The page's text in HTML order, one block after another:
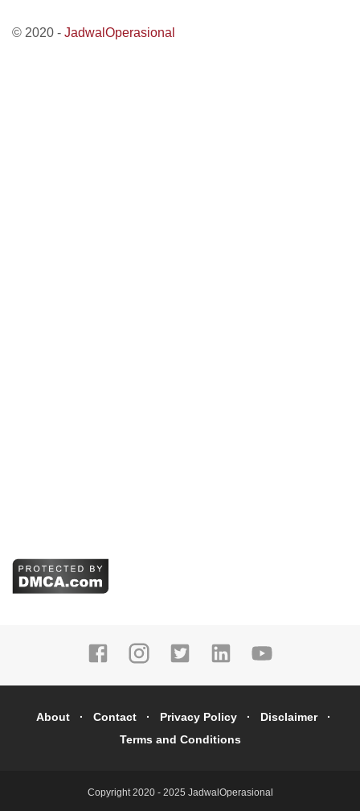
© 2020 - JadwalOperasional
About Contact Privacy Policy
Disclaimer
Terms and Conditions
Copyright 2020 - 2025 JadwalOperasional